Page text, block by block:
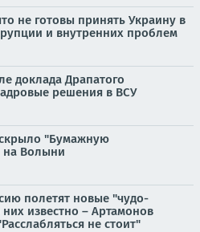
не готовы принять Украину в
и внутренних проблем
доклада Драпатого
решения в ВСУ
"Бумажную
Волыни
полетят новые "чудо-
известно – Артамонов
не стоит"